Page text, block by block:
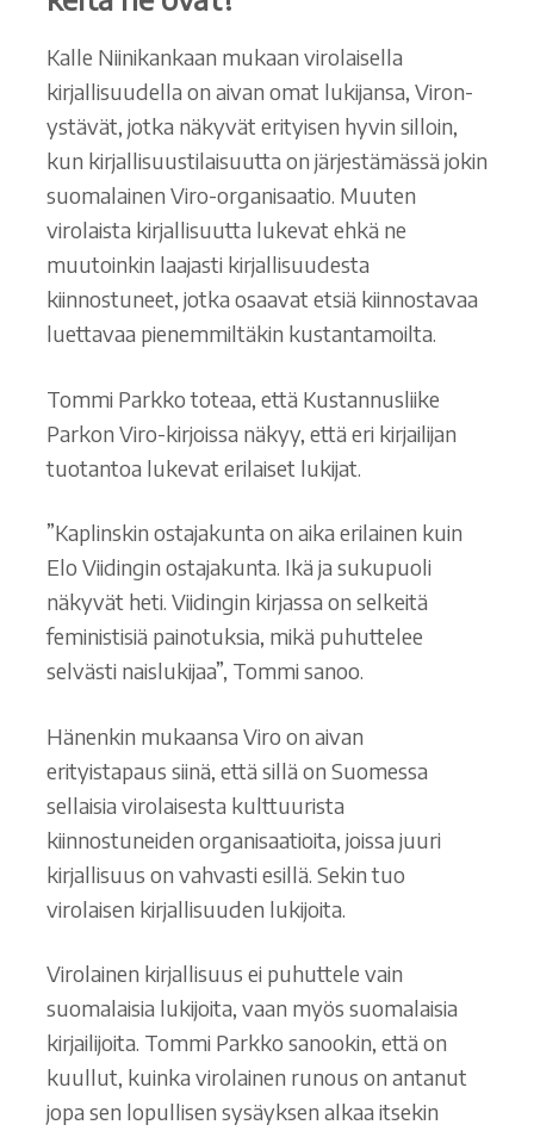
Kalle Niinikankaan mukaan virolaisella
kirjallisuudella on aivan omat lukijansa, Viron-
ystävät, jotka näkyvät erityisen hyvin silloin,
kun kirjallisuustilaisuutta on järjestämässä jokin
suomalainen Viro-organisaatio. Muuten
virolaista kirjallisuutta lukevat ehkä ne
muutoinkin laajasti kirjallisuudesta
kiinnostuneet, jotka osaavat etsiä kiinnostavaa
luettavaa pienemmiltäkin kustantamoilta.
Tommi Parkko toteaa, että Kustannusliike
Parkon Viro-kirjoissa näkyy, että eri kirjailijan
tuotantoa lukevat erilaiset lukijat.
”Kaplinskin ostajakunta on aika erilainen kuin
Elo Viidingin ostajakunta. Ikä ja sukupuoli
näkyvät heti. Viidingin kirjassa on selkeitä
feministisiä painotuksia, mikä puhuttelee
selvästi naislukijaa”, Tommi sanoo.
Hänenkin mukaansa Viro on aivan
erityistapaus siinä, että sillä on Suomessa
sellaisia virolaisesta kulttuurista
kiinnostuneiden organisaatioita, joissa juuri
kirjallisuus on vahvasti esillä. Sekin tuo
virolaisen kirjallisuuden lukijoita.
Virolainen kirjallisuus ei puhuttele vain
suomalaisia lukijoita, vaan myös suomalaisia
kirjailijoita. Tommi Parkko sanookin, että on
kuullut, kuinka virolainen runous on antanut
jopa sen lopullisen sysäyksen alkaa itsekin